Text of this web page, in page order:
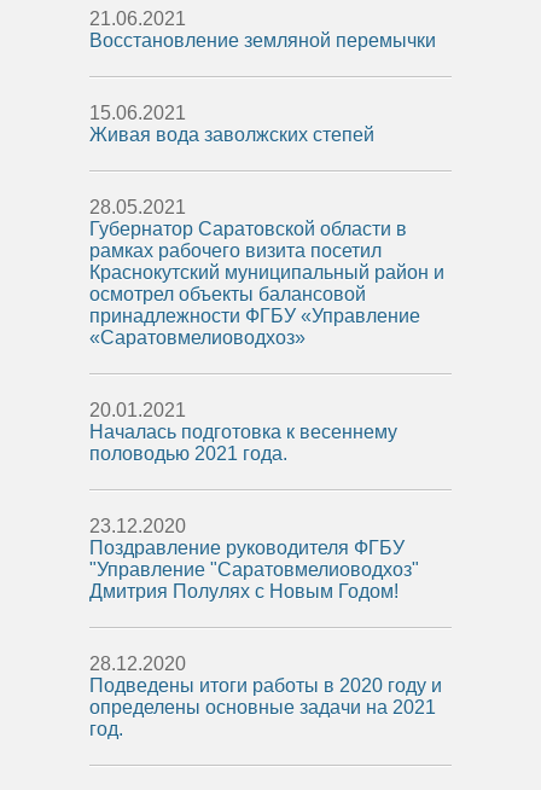
21.06.2021
Восстановление земляной перемычки
15.06.2021
Живая вода заволжских степей
28.05.2021
Губернатор Саратовской области в
рамках рабочего визита посетил
Краснокутский муниципальный район и
осмотрел объекты балансовой
принадлежности ФГБУ «Управление
«Саратовмелиоводхоз»
20.01.2021
Началась подготовка к весеннему
половодью 2021 года.
23.12.2020
Поздравление руководителя ФГБУ
"Управление "Саратовмелиоводхоз"
Дмитрия Полулях с Новым Годом!
28.12.2020
Подведены итоги работы в 2020 году и
определены основные задачи на 2021
год.